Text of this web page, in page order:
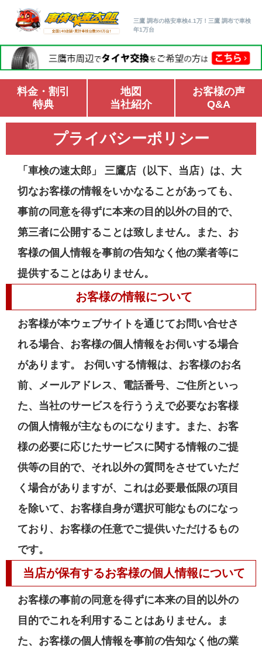
三鷹 調布の格安車検4.1万！三鷹 調布で車検
年1万台
料金・割引
特典
地図
当社紹介
お客様の声
Q&A
プライバシーポリシー
「車検の速太郎」 三鷹店（以下、当店）は、大
切なお客様の情報をいかなることがあっても、
事前の同意を得ずに本来の目的以外の目的で、
第三者に公開することは致しません。また、お
客様の個人情報を事前の告知なく他の業者等に
提供することはありません。
お客様の情報について
お客様が本ウェブサイトを通じてお問い合せさ
れる場合、お客様の個人情報をお伺いする場合
があります。 お伺いする情報は、お客様のお名
前、メールアドレス、電話番号、ご住所といっ
た、当社のサービスを行ううえで必要なお客様
の個人情報が主なものになります。また、お客
様の必要に応じたサービスに関する情報のご提
供等の目的で、それ以外の質問をさせていただ
く場合がありますが、これは必要最低限の項目
を除いて、お客様自身が選択可能なものになっ
ており、お客様の任意でご提供いただけるもの
です。
当店が保有するお客様の個人情報について
お客様の事前の同意を得ずに本来の目的以外の
目的でこれを利用することはありません。ま
た、お客様の個人情報を事前の告知なく他の業